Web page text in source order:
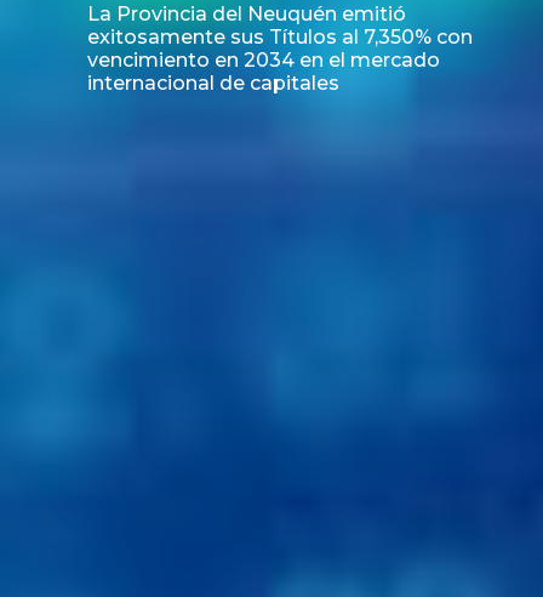
La Provincia del Neuquén emitió
exitosamente sus Títulos al 7,350% con
vencimiento en 2034 en el mercado
internacional de capitales